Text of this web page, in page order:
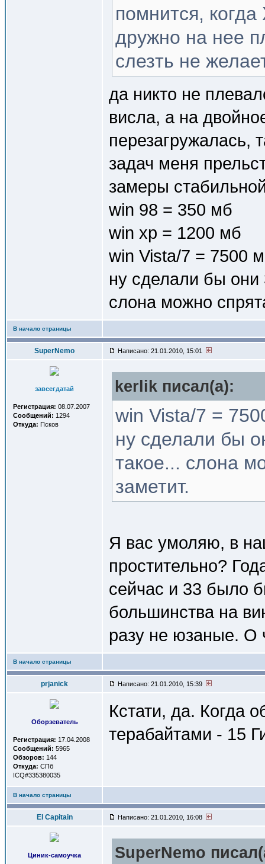
помнится,
дружно на нее
слезть не
да никто не
висла, а на
перезагружалась,
задач меня
замеры
win 98 = 350 мб
win xp = 1200 мб
win Vista/7 = 7500
ну сделали бы
слона можно
В начало страницы
SuperNemo Написано: 21.01.2010, 15:01
завсегдатай
Регистрация: 08.07.2007
Сообщений: 1294
Откуда: Псков
kerlik писал(a):
win Vista/7 =
ну сделали бы
такое... слона
заметит.
Я вас умоляю, в
простительно?
сейчас и 33 было
большинства на
разу не юзаные.
В начало страницы
prjanick Написано: 21.01.2010, 15:39
Оборзеватель
Регистрация: 17.04.2008
Сообщений: 5965
Обзоров: 144
Откуда: СПб
ICQ#335380035
Кстати, да. Когда
терабайтами - 15
В начало страницы
El Capitain Написано: 21.01.2010, 16:08
Циник-самоучка SuperNemo